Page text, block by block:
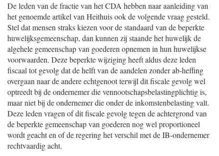
De leden van de fractie van het CDA hebben naar aanleiding van
het genoemde artikel van Heithuis ook de volgende vraag gesteld.
Stel dat mensen straks kiezen voor de standaard van de beperkte
huwelijksgemeenschap, dan kunnen zij staande het huwelijk de
algehele gemeenschap van goederen opnemen in hun huwelijkse
voorwaarden. Deze beperkte wijziging heeft aldus deze leden
fiscaal tot gevolg dat de helft van de aandelen zonder ab-heffing
overgaan naar de andere echtgenoot terwijl dit fiscale gevolg wel
optreedt bij de ondernemer die vennootschapsbelastingplichtig is,
maar niet bij de ondernemer die onder de inkomstenbelasting valt.
Deze leden vragen of dit fiscale gevolg tegen de achtergrond van
de beperkte gemeenschap van goederen nog wel proportioneel
wordt geacht en of de regering het verschil met de IB-ondernemer
rechtvaardig acht.